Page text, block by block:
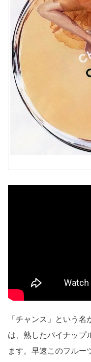
「チャンス」という
は、熟したパイナップ
ます。早速このフルー